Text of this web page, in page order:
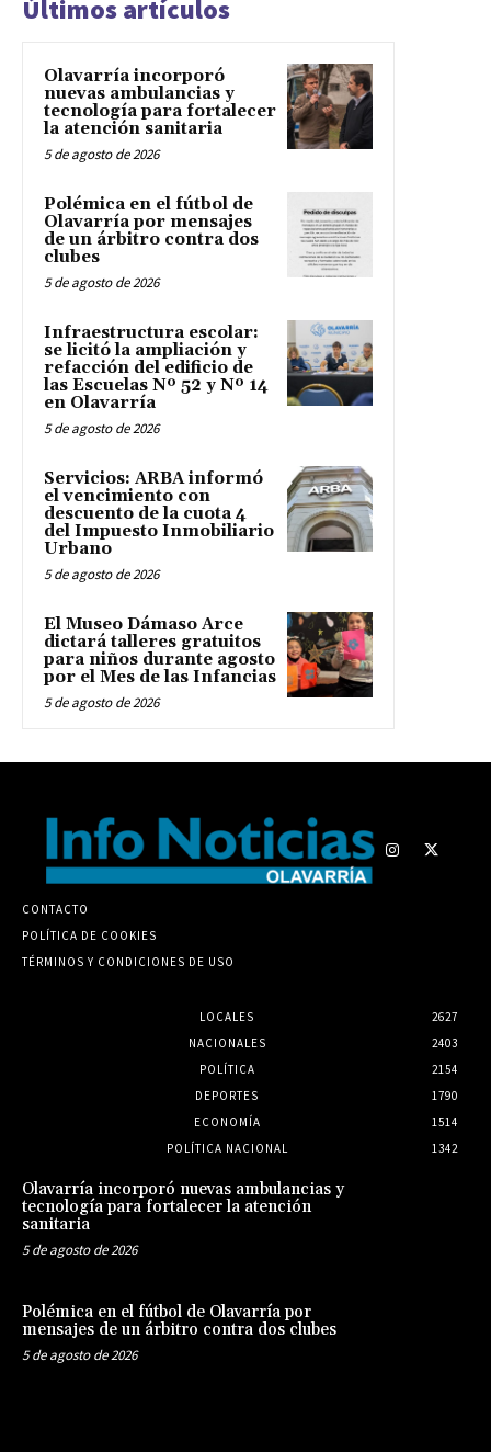
Últimos artículos
Olavarría incorporó
nuevas ambulancias y
tecnología para fortalecer
la atención sanitaria
5 de agosto de 2026
Polémica en el fútbol de
Olavarría por mensajes
de un árbitro contra dos
clubes
5 de agosto de 2026
Infraestructura escolar:
se licitó la ampliación y
refacción del edificio de
las Escuelas Nº 52 y Nº 14
en Olavarría
5 de agosto de 2026
Servicios: ARBA informó
el vencimiento con
descuento de la cuota 4
del Impuesto Inmobiliario
Urbano
5 de agosto de 2026
El Museo Dámaso Arce
dictará talleres gratuitos
para niños durante agosto
por el Mes de las Infancias
5 de agosto de 2026
CONTACTO
POLÍTICA DE COOKIES
TÉRMINOS Y CONDICIONES DE USO
LOCALES
2627
NACIONALES
2403
POLÍTICA
2154
DEPORTES
1790
ECONOMÍA
1514
POLÍTICA NACIONAL
1342
Olavarría incorporó nuevas ambulancias y
tecnología para fortalecer la atención
sanitaria
5 de agosto de 2026
Polémica en el fútbol de Olavarría por
mensajes de un árbitro contra dos clubes
5 de agosto de 2026